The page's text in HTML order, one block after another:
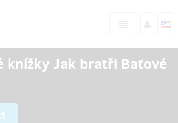
knížky Jak bratři Baťové